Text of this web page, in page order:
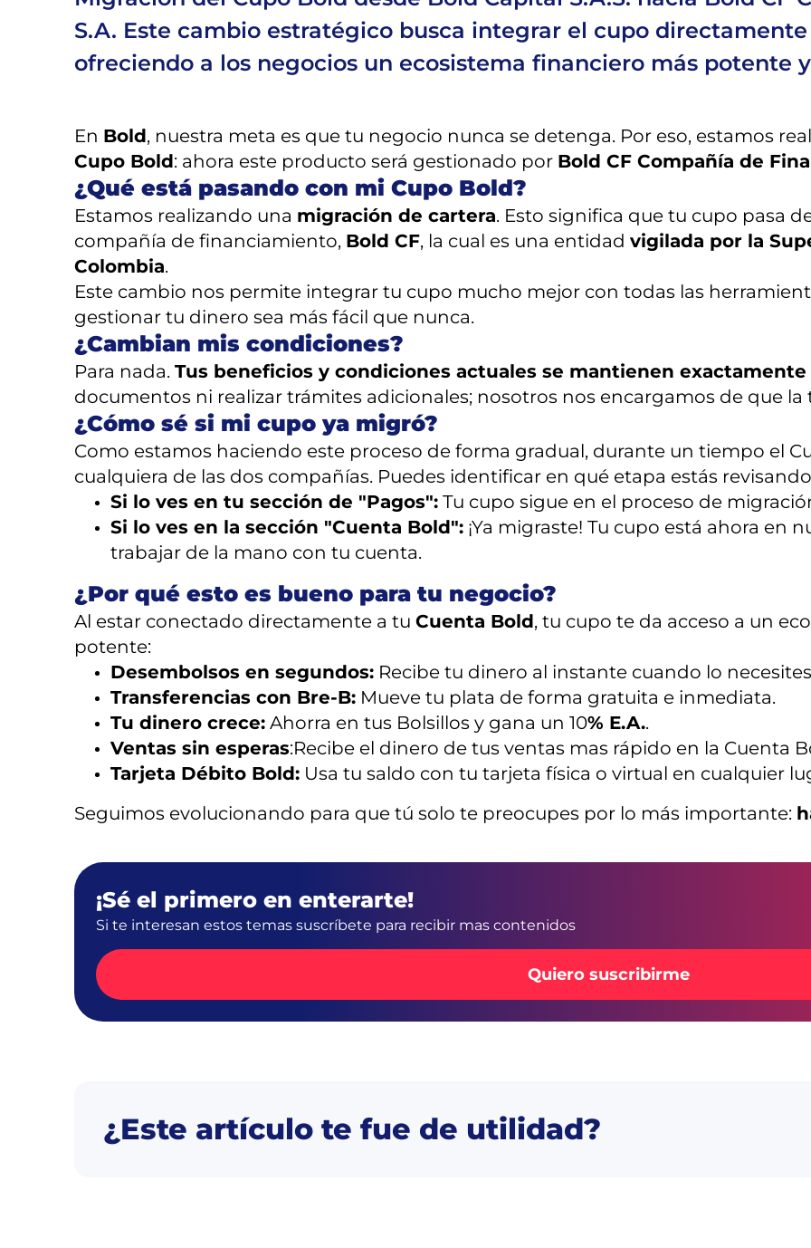
S.A. Este cambio estratégico busca integrar el cupo
ofreciendo a los negocios un ecosistema financiero más potente
En Bold, nuestra meta es que tu negocio nunca se detenga. Por eso, estamos
Cupo Bold: ahora este producto será gestionado por Bold CF Compañía de
¿Qué está pasando con mi Cupo Bold?
Estamos realizando una migración de cartera. Esto significa que tu cupo pasa
compañía de financiamiento, Bold CF, la cual es una entidad vigilada por la
Colombia.
Este cambio nos permite integrar tu cupo mucho mejor con todas las
gestionar tu dinero sea más fácil que nunca.
¿Cambian mis condiciones?
Para nada. Tus beneficios y condiciones actuales se mantienen exactamente
documentos ni realizar trámites adicionales; nosotros nos encargamos de que la
¿Cómo sé si mi cupo ya migró?
Como estamos haciendo este proceso de forma gradual, durante un tiempo el
cualquiera de las dos compañías. Puedes identificar en qué etapa estás
Si lo ves en tu sección de "Pagos": Tu cupo sigue en el proceso de
Si lo ves en la sección "Cuenta Bold": ¡Ya migraste! Tu cupo está ahora en
trabajar de la mano con tu cuenta.
¿Por qué esto es bueno para tu negocio?
Al estar conectado directamente a tu Cuenta Bold, tu cupo te da acceso a un
potente:
Desembolsos en segundos: Recibe tu dinero al instante cuando lo
Transferencias con Bre-B: Mueve tu plata de forma gratuita e inmediata.
Tu dinero crece: Ahorra en tus Bolsillos y gana un 10% E.A..
Ventas sin esperas:Recibe el dinero de tus ventas mas rápido en la Cuenta
Tarjeta Débito Bold: Usa tu saldo con tu tarjeta física o virtual en cualquier
Seguimos evolucionando para que tú solo te preocupes por lo más importante:
¡Sé el primero en enterarte!
Si te interesan estos temas suscríbete para recibir mas contenidos
Quiero suscribirme
¿Este artículo te fue de utilidad?